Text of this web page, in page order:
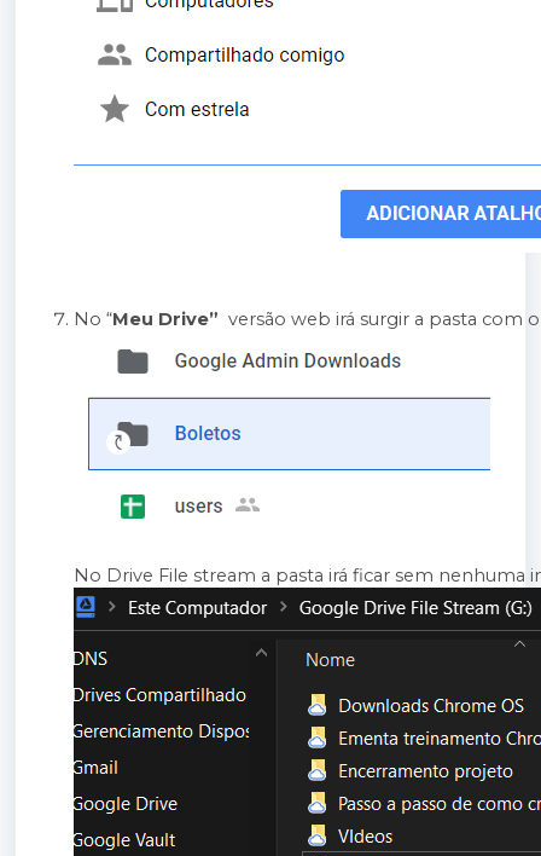
No “Meu Drive” versão web irá surgir a pasta com
No Drive File stream a pasta irá ficar sem nenhuma